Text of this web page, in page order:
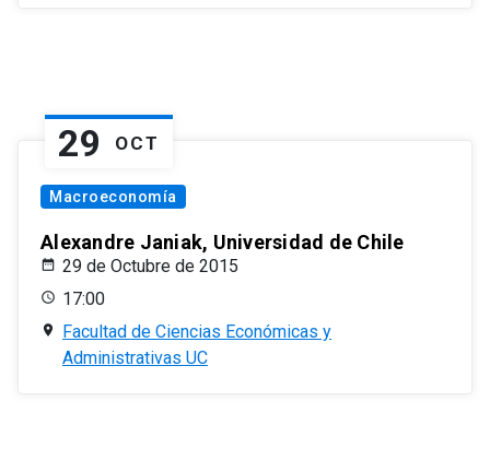
29 OCT
Macroeconomía
Alexandre Janiak, Universidad de Chile
29 de Octubre de 2015
17:00
Facultad de Ciencias Económicas y
Administrativas UC